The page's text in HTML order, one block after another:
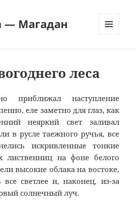
— Магадан
леса
приближал наступление
еле заметно для глаз, как
неяркий свет заливал
в русле таежного ручья, все
искривленные тонкие
лиственниц на фоне белого
высокие облака на востоке,
все светлее и, наконец, из-за
солнечный луч.